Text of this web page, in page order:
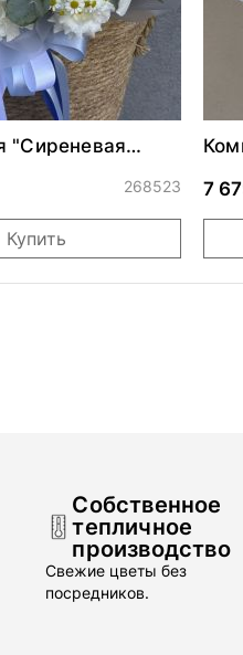
"Сиреневая
268523
Купить
7
Собственное
тепличное
производство
Свежие цветы без
посредников.